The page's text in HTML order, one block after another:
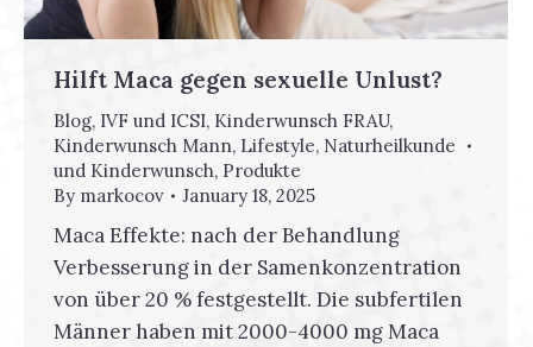
Hilft Maca gegen sexuelle Unlust?
Blog, IVF und ICSI, Kinderwunsch FRAU,
Kinderwunsch Mann, Lifestyle, Naturheilkunde
und Kinderwunsch, Produkte
By markocov January 18, 2025
Maca Effekte: nach der Behandlung
Verbesserung in der Samenkonzentration
von über 20 % festgestellt. Die subfertilen
Männer haben mit 2000-4000 mg Maca